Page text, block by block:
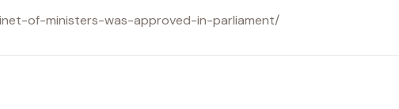
of-ministers-was-approved-in-parliament/